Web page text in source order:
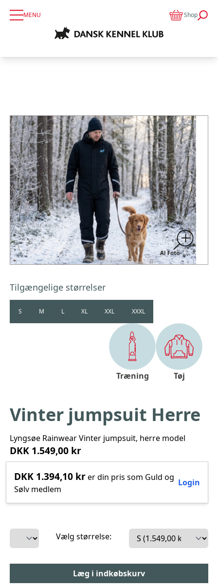
MENU Shop
Tilgængelige størrelser
S M L XL XXL XXXL
Træning Tøj
Vinter jumpsuit Herre
Lyngsøe Rainwear Vinter jumpsuit, herre model
DKK 1.549,00 kr
DKK 1.394,10 krer din pris som Guld og
Sølv medlem
Login
Vælg størrelse: